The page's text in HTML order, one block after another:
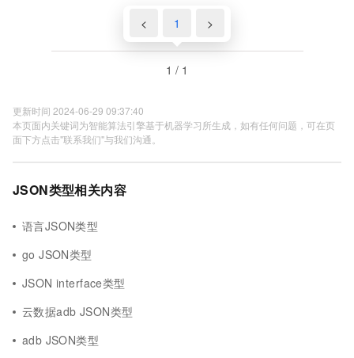
< 1 >
1 / 1
更新时间 2024-06-29 09:37:40
本页面内关键词为智能算法引擎基于机器学习所生成，如有任何问题，可在页
面下方点击"联系我们"与我们沟通。
JSON类型相关内容
语言JSON类型
go JSON类型
JSON interface类型
云数据adb JSON类型
adb JSON类型